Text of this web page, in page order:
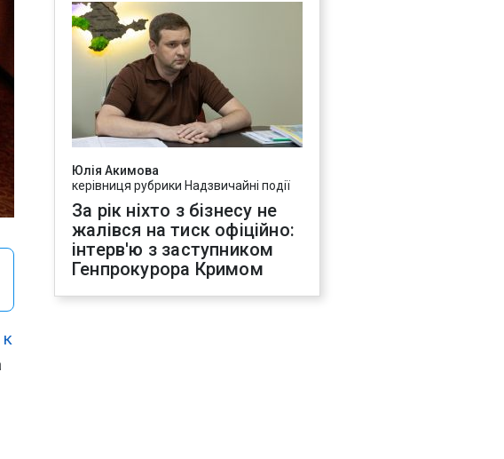
к
Юлія Акимова
керівниця рубрики Надзвичайні події
За рік ніхто з бізнесу не
жалівся на тиск офіційно:
інтерв'ю з заступником
Генпрокурора Кримом